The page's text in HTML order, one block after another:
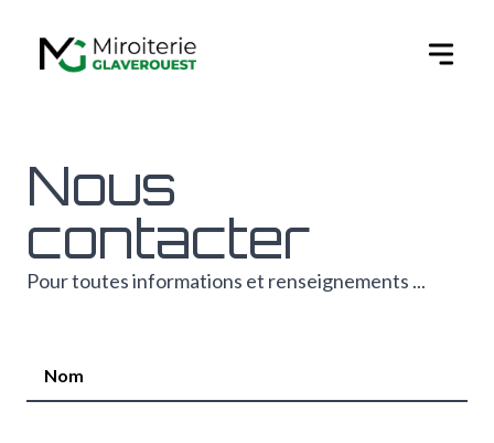
Nous
contacter
Pour toutes informations et renseignements ...
Nom